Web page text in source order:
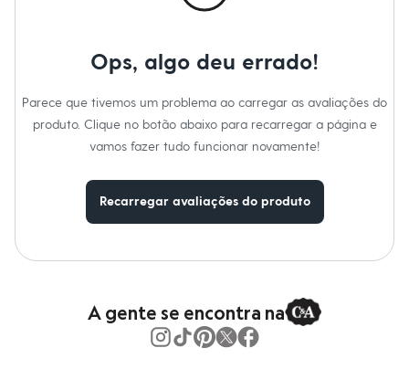
Roupas
Bermudas
Camisas
Casacos e Jaquetas
Bolsas e Mochilas
Chapéus e Bonés
Cuidados com a peca:
Ops, algo deu errado!
Parece que tivemos um problema ao carregar as avaliações do
produto. Clique no botão abaixo para recarregar a página e
vamos fazer tudo funcionar novamente!
Recarregar avaliações do produto
A gente se encontra na